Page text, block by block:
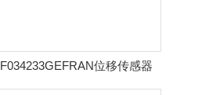
F034233GEFRAN位移传感器
TCM-GF-4-J-0-D-0-T-E